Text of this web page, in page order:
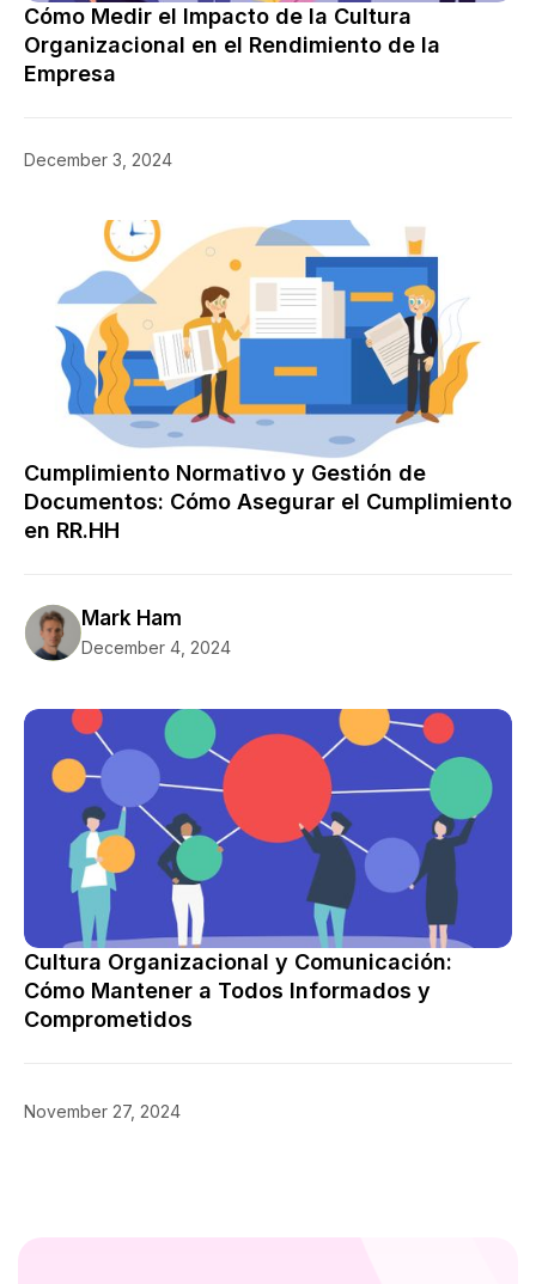
Cómo Medir el Impacto de la Cultura
Organizacional en el Rendimiento de la
Empresa
December 3, 2024
Cumplimiento Normativo y Gestión de
Documentos: Cómo Asegurar el Cumplimiento
en RR.HH
Mark Ham
December 4, 2024
Cultura Organizacional y Comunicación:
Cómo Mantener a Todos Informados y
Comprometidos
November 27, 2024